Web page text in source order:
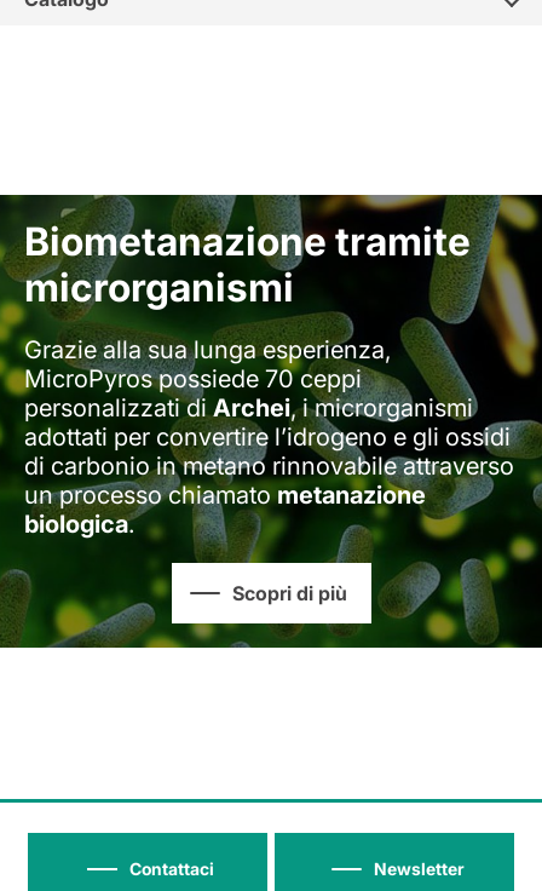
Biometanazione tramite
microrganismi
Grazie alla sua lunga esperienza,
MicroPyros possiede 70 ceppi
personalizzati diArchei, i microrganismi
adottati per convertire l’idrogeno e gli ossidi
di carbonio in metano rinnovabile attraverso
un processo chiamatometanazione
biologica.
Scopri di più
Newsletter
Contattaci